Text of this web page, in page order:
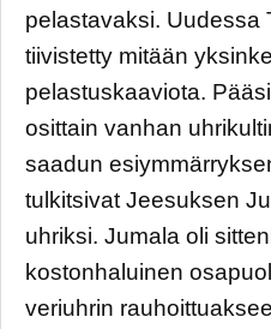
pelastavaksi. Uudessa
tiivistetty mitään
pelastuskaaviota.
osittain vanhan
saadun
tulkitsivat Jeesuksen
uhriksi. Jumala oli
kostonhaluinen
veriuhrin